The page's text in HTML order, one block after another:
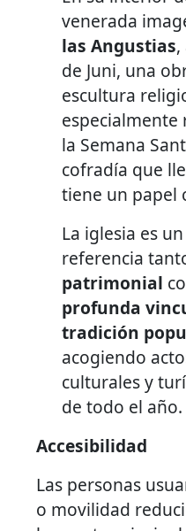
venerada
las Angustias
de Juni, una
escultura
la Semana
cofradía que
tiene un papel
La iglesia es
referencia
patrimonial
profunda
tradición
acogiendo
culturales y
de todo el año.
Accesibilidad
Las personas
o movilidad